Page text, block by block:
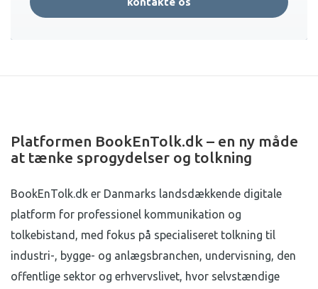
Platformen BookEnTolk.dk – en ny måde
at tænke sprogydelser og tolkning
BookEnTolk.dk er Danmarks landsdækkende digitale
platform for professionel kommunikation og
tolkebistand, med fokus på specialiseret tolkning til
industri-, bygge- og anlægsbranchen, undervisning, den
offentlige sektor og erhvervslivet, hvor selvstændige